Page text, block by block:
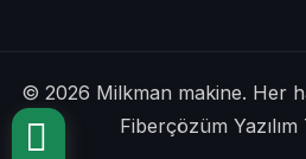
© 2026 Milkman makine. Her
Fiberçözüm